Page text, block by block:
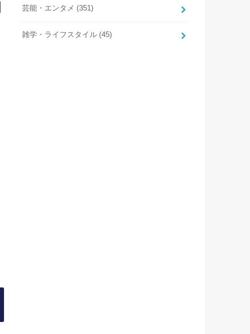
芸能・エンタメ (351)
雑学・ライフスタイル (45)